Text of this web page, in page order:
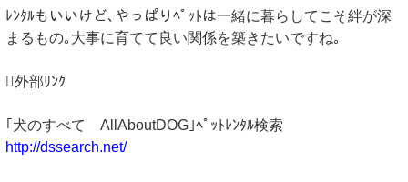
ﾚﾝﾀﾙもいいけど､やっぱりﾍﾟｯﾄは一緒に暮らしてこそ絆が深
まるもの｡大事に育てて良い関係を築きたいですね｡
外部ﾘﾝｸ
｢犬のすべて AllAboutDOG｣ﾍﾟｯﾄﾚﾝﾀﾙ検索
http://dssearch.net/